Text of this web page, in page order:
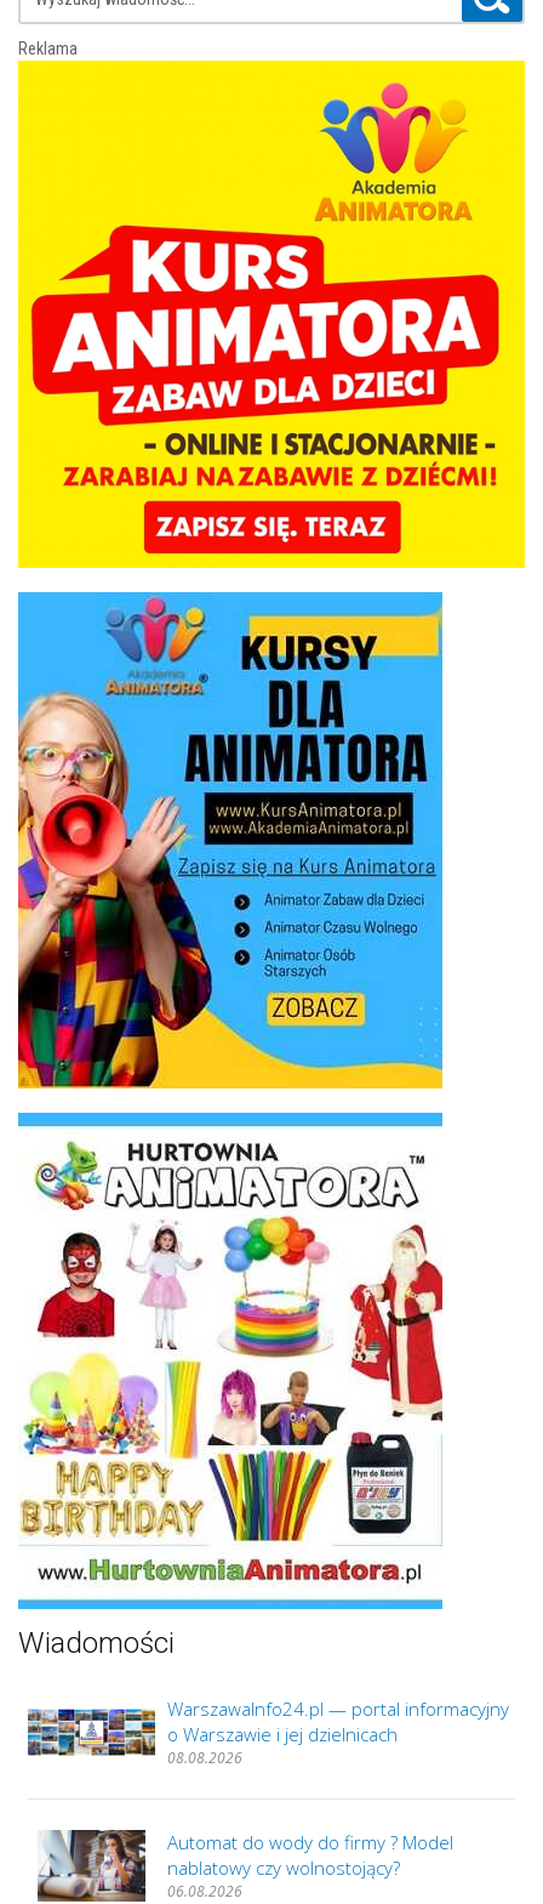
Reklama
Wiadomości
WarszawaInfo24.pl — portal informacyjny
o Warszawie i jej dzielnicach
08.08.2026
Automat do wody do firmy ? Model
nablatowy czy wolnostojący?
06.08.2026